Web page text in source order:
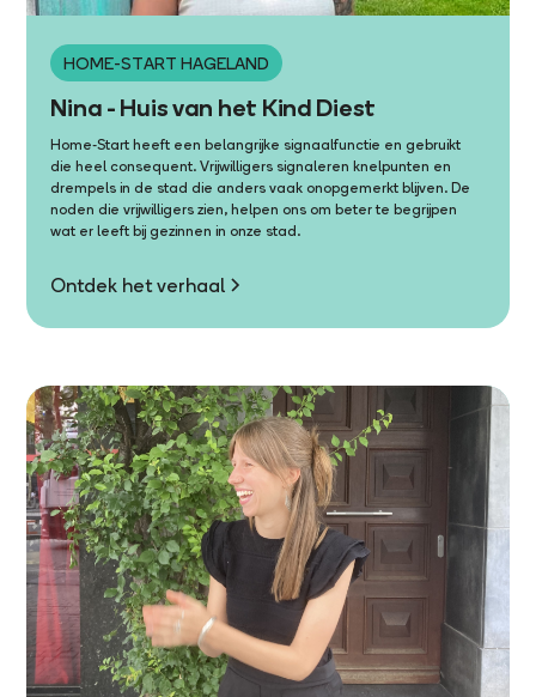
HOME-START HAGELAND
Nina - Huis van het Kind Diest
Home-Start heeft een belangrijke signaalfunctie en gebruikt
die heel consequent. Vrijwilligers signaleren knelpunten en
drempels in de stad die anders vaak onopgemerkt blijven. De
noden die vrijwilligers zien, helpen ons om beter te begrijpen
wat er leeft bij gezinnen in onze stad.
Ontdek het verhaal